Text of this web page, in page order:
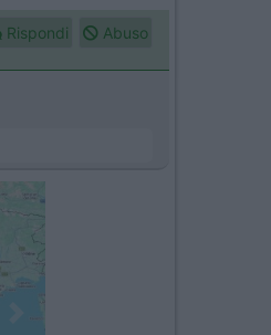
Rispondi Abuso